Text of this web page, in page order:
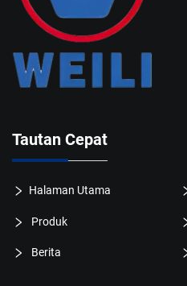
Tautan Cepat
Halaman Utama
Produk
Berita